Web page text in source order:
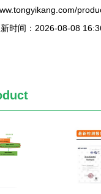
时间：2026-08-08